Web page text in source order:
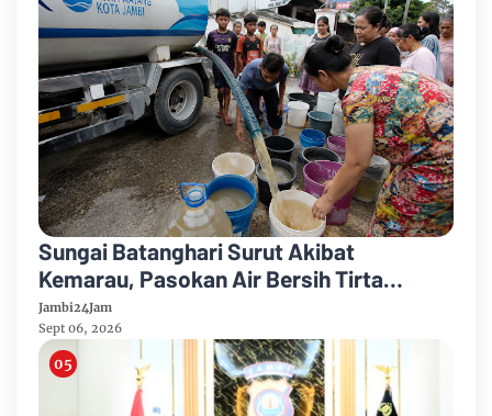
Sungai Batanghari Surut Akibat
Kemarau, Pasokan Air Bersih Tirta
Mayang Jambi Keruh
Jambi24Jam
Sept 06, 2026